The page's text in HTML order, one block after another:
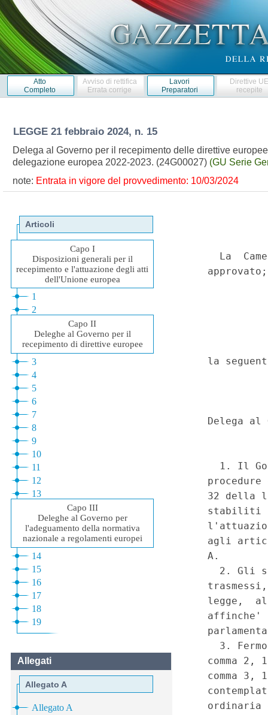
Atto
Completo
Avviso di rettifica
Errata corrige
Lavori
Preparatori
Direttive
recepite
LEGGE 21 febbraio 2024, n. 15
Delega al Governo per il recepimento delle direttive
delegazione europea 2022-2023. (24G00027) (GU Serie
note: Entrata in vigore del provvedimento: 10/03/2024